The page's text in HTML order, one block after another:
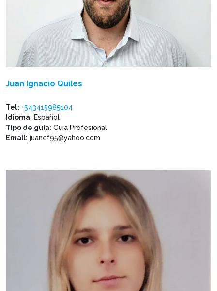
Juan Ignacio Quiles
Tel: +543415985104
Idioma: Español
Tipo de guía: Guía Profesional
Email: juanef95@yahoo.com